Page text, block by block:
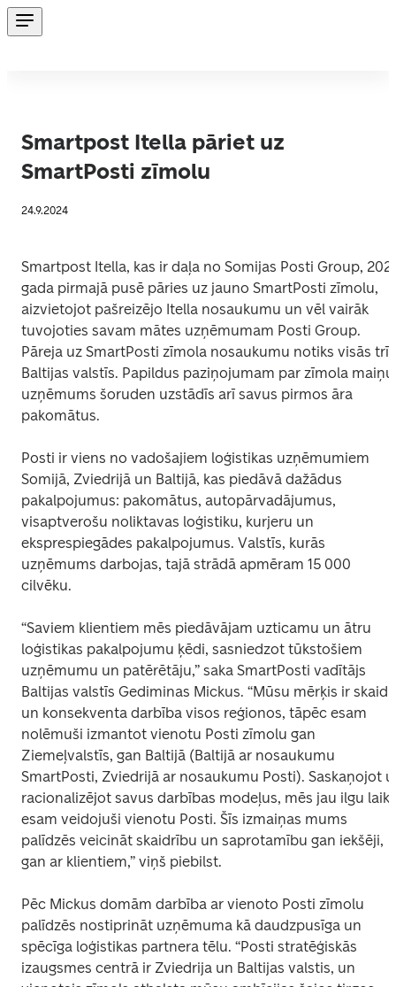
Smartpost Itella pāriet uz
SmartPosti zīmolu
24.9.2024
Smartpost Itella, kas ir daļa no Somijas Posti Group,
gada pirmajā pusē pāries uz jauno SmartPosti zīmolu,
aizvietojot pašreizējo Itella nosaukumu un vēl vairāk
tuvojoties savam mātes uzņēmumam Posti Group.
Pāreja uz SmartPosti zīmola nosaukumu notiks visās trīs
Baltijas valstīs. Papildus paziņojumam par zīmola maiņu
uzņēmums šoruden uzstādīs arī savus pirmos āra
pakomātus.
Posti ir viens no vadošajiem loģistikas uzņēmumiem
Somijā, Zviedrijā un Baltijā, kas piedāvā dažādus
pakalpojumus: pakomātus, autopārvadājumus,
visaptverošu noliktavas loģistiku, kurjeru un
eksprespiegādes pakalpojumus. Valstīs, kurās
uzņēmums darbojas, tajā strādā apmēram 15 000
cilvēku.
“Saviem klientiem mēs piedāvājam uzticamu un ātru
loģistikas pakalpojumu ķēdi, sasniedzot tūkstošiem
uzņēmumu un patērētāju,” saka SmartPosti vadītājs
Baltijas valstīs Gediminas Mickus. “Mūsu mērķis ir
un konsekventa darbība visos reģionos, tāpēc esam
nolēmuši izmantot vienotu Posti zīmolu gan
Ziemeļvalstīs, gan Baltijā (Baltijā ar nosaukumu
SmartPosti, Zviedrijā ar nosaukumu Posti). Saskaņojot
racionalizējot savus darbības modeļus, mēs jau ilgu
esam veidojuši vienotu Posti. Šīs izmaiņas mums
palīdzēs veicināt skaidrību un saprotamību gan iekšēji,
gan ar klientiem,” viņš piebilst.
Pēc Mickus domām darbība ar vienoto Posti zīmolu
palīdzēs nostiprināt uzņēmuma kā daudzpusīga un
spēcīga loģistikas partnera tēlu. “Posti stratēģiskās
izaugsmes centrā ir Zviedrija un Baltijas valstis, un